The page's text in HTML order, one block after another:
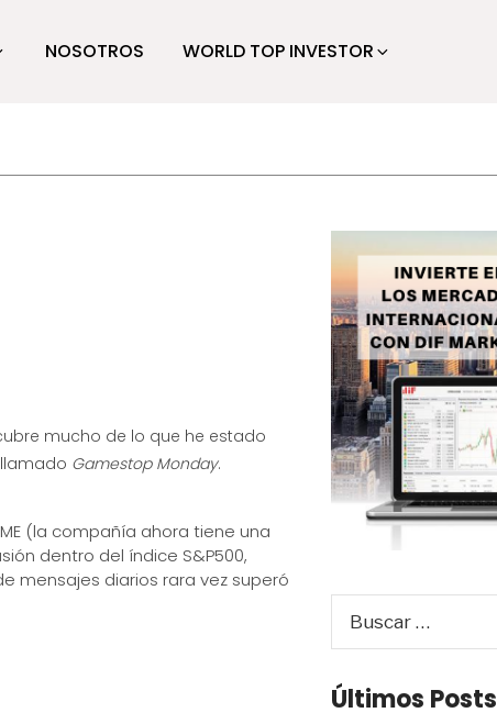
NOSOTROS WORLD TOP INVESTOR
mucho de lo que he estado
Gamestop Monday.
(la compañía ahora tiene una
dentro del índice S&P500,
mensajes diarios rara vez superó
por:
Últimos Posts